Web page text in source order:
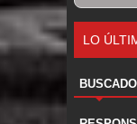
LO